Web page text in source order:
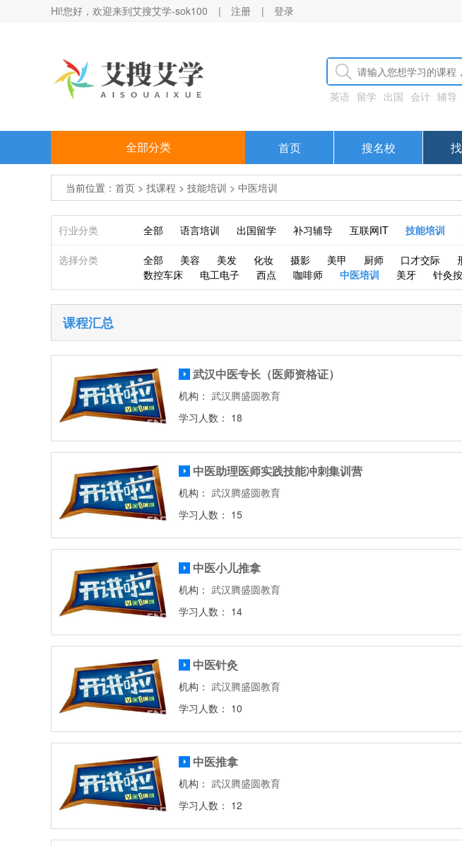
Hi!您好，欢迎来到艾搜艾学-sok100 | 注册 | 登录
英语 留学 出国 会计 辅导
全部分类 首页 搜名校
当前位置： 首页 > 找课程 > 技能培训 > 中医培训
行业分类 全部 语言培训 出国留学 补习辅导 互联网IT 技能培训
选择分类 全部 美容 美发 化妆 摄影 美甲 厨师 口才交际
数控车床
电工电子 西点 咖啡师 中医培训 美牙 针灸
课程汇总
武汉中医专长（医师资格证）
机构： 武汉腾盛圆教育
学习人数： 18
中医助理医师实践技能冲刺集训营
机构： 武汉腾盛圆教育
学习人数： 15
中医小儿推拿
机构： 武汉腾盛圆教育
学习人数： 14
中医针灸
机构： 武汉腾盛圆教育
学习人数： 10
中医推拿
机构： 武汉腾盛圆教育
学习人数： 12